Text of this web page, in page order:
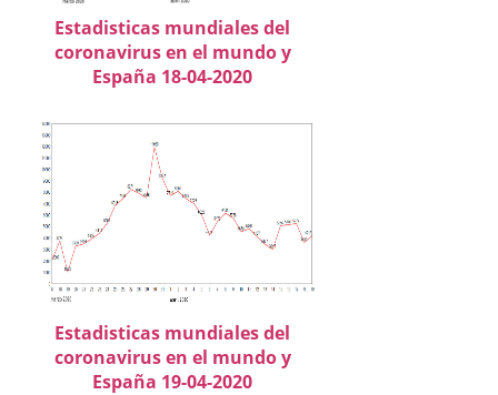
Estadisticas mundiales del
coronavirus en el mundo y
España 18-04-2020
Estadisticas mundiales del
coronavirus en el mundo y
España 19-04-2020